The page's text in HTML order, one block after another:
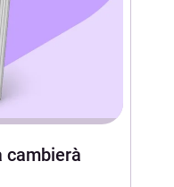
cambierà